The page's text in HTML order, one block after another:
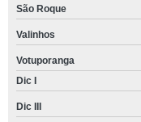
São Roque
Valinhos
Votuporanga
Dic I
Dic III